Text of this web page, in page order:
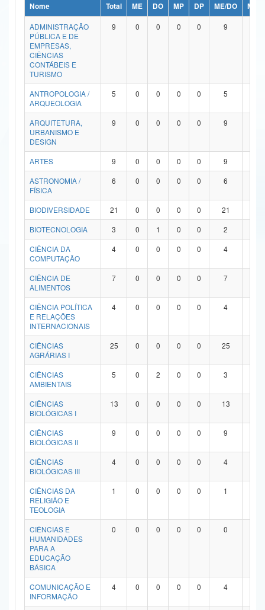
Ministério da Ciência, Tecnologia, Inovações e Comunicações
Ministério do Meio Ambiente
Ministério do Turismo
Ministério do Desenvolvimento Regional
Controladoria-Geral da União
Ministério da Mulher, da Família e dos Direitos Humanos
Secretaria de Governo
Advocacia-Geral da União
Banco Central do Brasil
Nome Total ME DO MP DP ME/DO
MP/
ADMINISTRAÇÃO
PÚBLICA E DE
EMPRESAS,
CIÊNCIAS
CONTÁBEIS E
TURISMO
9 0 0 0 0 9
ANTROPOLOGIA /
ARQUEOLOGIA
5 0 0 0 0 5
ARQUITETURA,
URBANISMO E
DESIGN
9 0 0 0 0 9
ARTES 9 0 0 0 0 9
ASTRONOMIA /
FÍSICA
6 0 0 0 0 6
BIODIVERSIDADE 21 0 0 0 0 21
BIOTECNOLOGIA
3 0 1 0 0 2
CIÊNCIA DA
COMPUTAÇÃO
4 0 0 0 0 4
CIÊNCIA DE
ALIMENTOS
7 0 0 0 0 7
CIÊNCIA POLÍTICA
E RELAÇÕES
INTERNACIONAIS
4 0 0 0 0 4
CIÊNCIAS
AGRÁRIAS I
25 0 0 0 0 25
CIÊNCIAS
AMBIENTAIS
5 0 2 0 0 3
CIÊNCIAS
BIOLÓGICAS I
13 0 0 0 0 13
CIÊNCIAS
BIOLÓGICAS II
9 0 0 0 0 9
CIÊNCIAS
BIOLÓGICAS III
4 0 0 0 0 4
CIÊNCIAS DA
RELIGIÃO E
TEOLOGIA
1 0 0 0 0 1
CIÊNCIAS E
HUMANIDADES
PARA A
EDUCAÇÃO
BÁSICA
0 0 0 0 0 0
COMUNICAÇÃO E
INFORMAÇÃO
4 0 0 0 0 4